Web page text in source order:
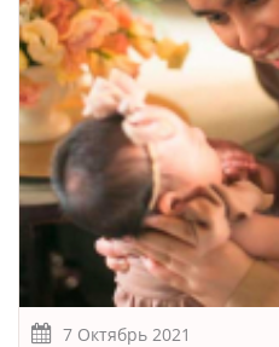
7 Октябрь 2021